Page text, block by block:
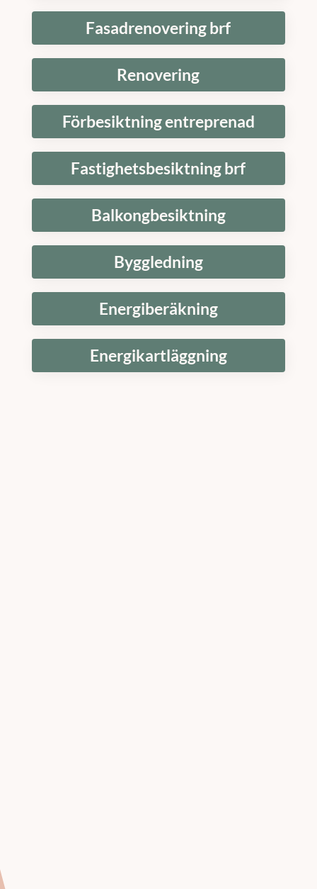
Fasadrenovering brf
Renovering
Förbesiktning entreprenad
Fastighetsbesiktning brf
Balkongbesiktning
Byggledning
Energiberäkning
Energikartläggning